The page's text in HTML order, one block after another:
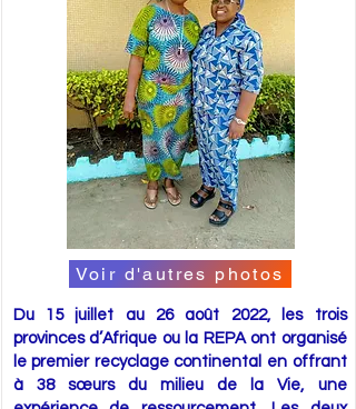
Voir d'autres photos
Du 15 juillet au 26 août 2022, les trois
provinces d’Afrique ou la REPA ont organisé
le premier recyclage continental en offrant
à 38 sœurs du milieu de la Vie, une